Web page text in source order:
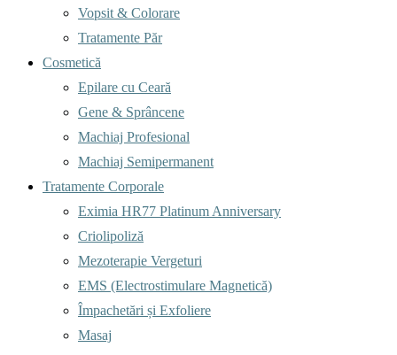
Vopsit & Colorare
Tratamente Păr
Cosmetică
Epilare cu Ceară
Gene & Sprâncene
Machiaj Profesional
Machiaj Semipermanent
Tratamente Corporale
Eximia HR77 Platinum Anniversary
Criolipoliză
Mezoterapie Vergeturi
EMS (Electrostimulare Magnetică)
Împachetări și Exfoliere
Masaj